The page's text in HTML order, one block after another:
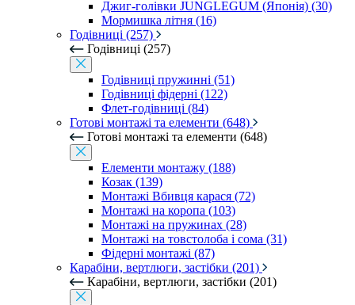
Джиг-голівки JUNGLEGUM (Японія) (30)
Мормишка літня (16)
Годівниці (257)
Годівниці (257)
Годівниці пружинні (51)
Годівниці фідерні (122)
Флет-годівниці (84)
Готові монтажі та елементи (648)
Готові монтажі та елементи (648)
Елементи монтажу (188)
Козак (139)
Монтажі Вбивця карася (72)
Монтажі на коропа (103)
Монтажі на пружинах (28)
Монтажі на товстолоба і сома (31)
Фідерні монтажі (87)
Карабіни, вертлюги, застібки (201)
Карабіни, вертлюги, застібки (201)